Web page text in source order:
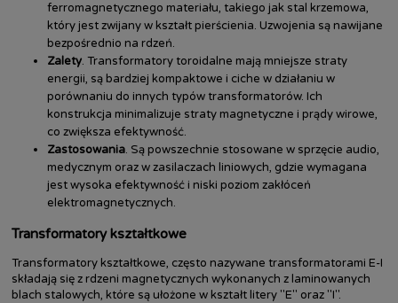
ferromagnetycznego materiału, takiego jak stal krzemowa,
który jest zwijany w kształt pierścienia. Uzwojenia są nawijane
bezpośrednio na rdzeń.
Zalety. Transformatory toroidalne mają mniejsze straty
energii, są bardziej kompaktowe i ciche w działaniu w
porównaniu do innych typów transformatorów. Ich
konstrukcja minimalizuje straty magnetyczne i prądy wirowe,
co zwiększa efektywność.
Zastosowania. Są powszechnie stosowane w sprzęcie audio,
medycznym oraz w zasilaczach liniowych, gdzie wymagana
jest wysoka efektywność i niski poziom zakłóceń
elektromagnetycznych.
Transformatory kształtkowe
Transformatory kształtkowe, często nazywane transformatorami E-I
składają się z rdzeni magnetycznych wykonanych z laminowanych
blach stalowych, które są ułożone w kształt litery "E" oraz "I".